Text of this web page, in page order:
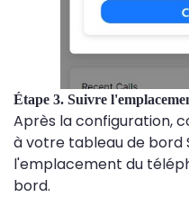
Étape 3. Suivre
Après la configuration,
à votre tableau de bord
l'emplacement du
bord.